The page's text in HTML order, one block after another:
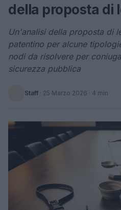
della proposta di
Un'analisi della proposta di
patentino per alcune
nodi da risolvere per
sicurezza pubblica
Staff · 25 Marzo 2026 · 4 min